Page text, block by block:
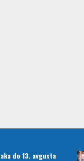
do 13. avgusta